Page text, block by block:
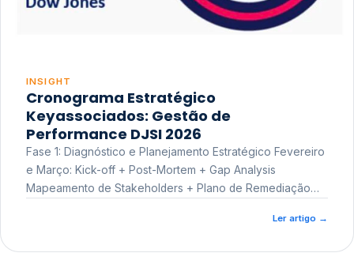
INSIGHT
Cronograma Estratégico
Keyassociados: Gestão de
Performance DJSI 2026
Fase 1: Diagnóstico e Planejamento Estratégico Fevereiro
e Março: Kick-off + Post-Mortem + Gap Analysis
Mapeamento de Stakeholders + Plano de Remediação
Ler artigo →